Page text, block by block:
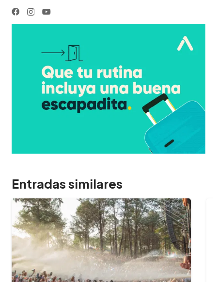
Entradas similares